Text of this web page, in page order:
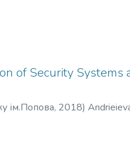
of Security
ім.Попова, 2018)